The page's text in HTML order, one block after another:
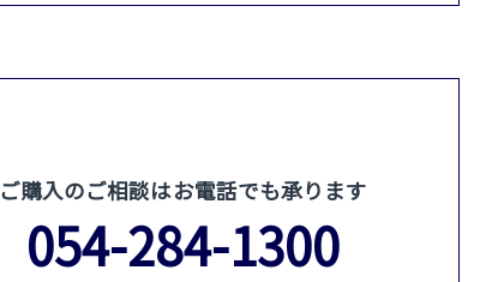
ご購入のご相談はお電話でも承ります
054-284-1300